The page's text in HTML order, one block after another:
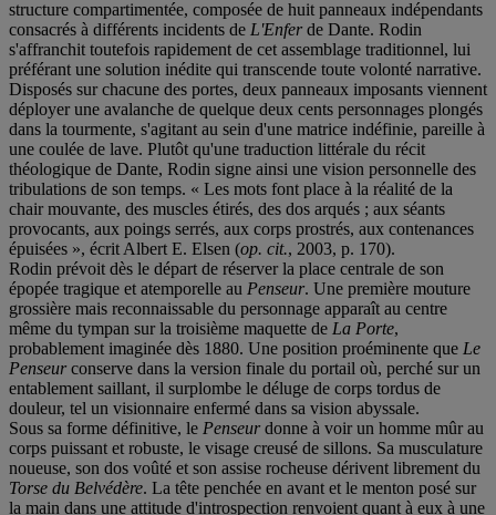
structure compartimentée, composée de huit panneaux indépendants
consacrés à différents incidents de L'Enferde Dante. Rodin
s'affranchit toutefois rapidement de cet assemblage traditionnel, lui
préférant une solution inédite qui transcende toute volonté narrative.
Disposés sur chacune des portes, deux panneaux imposants viennent
déployer une avalanche de quelque deux cents personnages plongés
dans la tourmente, s'agitant au sein d'une matrice indéfinie, pareille à
une coulée de lave. Plutôt qu'une traduction littérale du récit
théologique de Dante, Rodin signe ainsi une vision personnelle des
tribulations de son temps. « Les mots font place à la réalité de la
chair mouvante, des muscles étirés, des dos arqués ; aux séants
provocants, aux poings serrés, aux corps prostrés, aux contenances
épuisées », écrit Albert E. Elsen (op. cit., 2003, p. 170).
Rodin prévoit dès le départ de réserver la place centrale de son
épopée tragique et atemporelle au Penseur. Une première mouture
grossière mais reconnaissable du personnage apparaît au centre
même du tympan sur la troisième maquette de La Porte,
probablement imaginée dès 1880. Une position proéminente que Le
Penseurconserve dans la version finale du portail où, perché sur un
entablement saillant, il surplombe le déluge de corps tordus de
douleur, tel un visionnaire enfermé dans sa vision abyssale.
Sous sa forme définitive, le Penseurdonne à voir un homme mûr au
corps puissant et robuste, le visage creusé de sillons. Sa musculature
noueuse, son dos voûté et son assise rocheuse dérivent librement du
Torse du Belvédère. La tête penchée en avant et le menton posé sur
la main dans une attitude d'introspection renvoient quant à eux à une